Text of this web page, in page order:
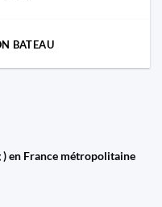
BATEAU
en France métropolitaine